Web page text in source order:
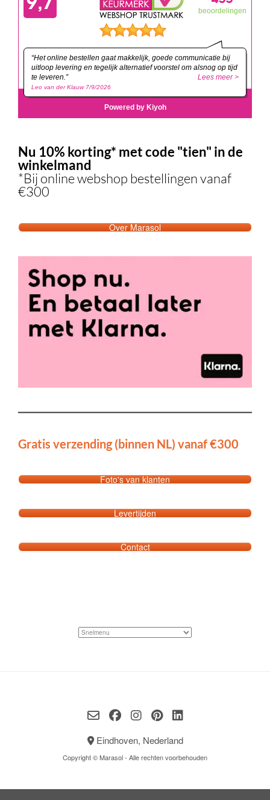
Nu 10% korting* met code "tien" in de
winkelmand
*Bij online webshop bestellingen vanaf
€300
Over Marasol
Gratis verzending (binnen NL) vanaf €300
Foto's van klanten
Levertijden
Contact
Eindhoven, Nederland
Copyright © Marasol - Alle rechten voorbehouden